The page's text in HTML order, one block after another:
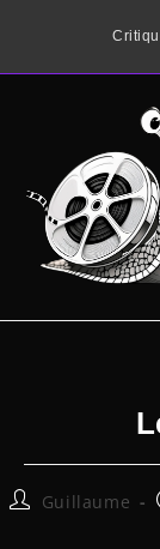
Guillaume